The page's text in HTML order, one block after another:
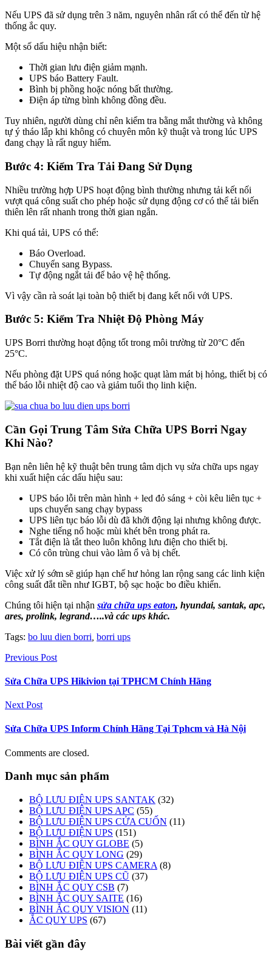
Nếu UPS đã sử dụng trên 3 năm, nguyên nhân rất có thể đến từ hệ
thống ắc quy.
Một số dấu hiệu nhận biết:
Thời gian lưu điện giảm mạnh.
UPS báo Battery Fault.
Bình bị phồng hoặc nóng bất thường.
Điện áp từng bình không đồng đều.
Tuy nhiên, người dùng chỉ nên kiểm tra bằng mắt thường và không
tự ý tháo lắp khi không có chuyên môn kỹ thuật và trong lúc UPS
đang chạy là rất nguy hiểm.
Bước 4: Kiểm Tra Tải Đang Sử Dụng
Nhiều trường hợp UPS hoạt động bình thường nhưng tải kết nối
vượt quá công suất cho phép hoặc sử dụng động cơ có thể tải biến
thiên lên rất nhanh trong thời gian ngắn.
Khi quá tải, UPS có thể:
Báo Overload.
Chuyển sang Bypass.
Tự động ngắt tải để bảo vệ hệ thống.
Vì vậy cần rà soát lại toàn bộ thiết bị đang kết nối với UPS.
Bước 5: Kiểm Tra Nhiệt Độ Phòng Máy
UPS Borri thường hoạt động tốt trong môi trường từ 20°C đến
25°C.
Nếu phòng đặt UPS quá nóng hoặc quạt làm mát bị hỏng, thiết bị có
thể báo lỗi nhiệt độ cao và giảm tuổi thọ linh kiện.
Cần Gọi Trung Tâm Sửa Chữa UPS Borri Ngay
Khi Nào?
Bạn nên liên hệ kỹ thuật bên trung tâm dịch vụ sửa chữa ups ngay
khi xuất hiện các dấu hiệu sau:
UPS báo lỗi trên màn hình + led đỏ sáng + còi kêu liên tục +
ups chuyển sang chạy bypass
UPS liên tục báo lỗi dù đã khởi động lại nhưng không được.
Nghe tiếng nổ hoặc mùi khét bên trong phát ra.
Tắt điện là tắt theo luôn không lưu điện cho thiết bị.
Có côn trùng chui vào làm ổ và bị chết.
Việc xử lý sớm sẽ giúp hạn chế hư hỏng lan rộng sang các linh kiện
công suất đắt tiền như IGBT, bộ sạc hoặc bo điều khiển.
Chúng tôi hiện tại nhận sửa chữa ups eaton, hyundai, santak, apc,
ares, prolink, legrand…..và các ups khác.
Tags: bo luu dien borri borri ups
Previous Post
Sửa Chữa UPS Hikivion tại TPHCM Chính Hãng
Next Post
Sửa Chữa UPS Inform Chính Hãng Tại Tphcm và Hà Nội
Comments are closed.
Danh mục sản phẩm
BỘ LƯU ĐIỆN UPS SANTAK (32)
BỘ LƯU ĐIỆN UPS APC (55)
BỘ LƯU ĐIỆN UPS CỬA CUỐN (11)
BỘ LƯU ĐIỆN UPS (151)
BÌNH ẮC QUY GLOBE (5)
BÌNH ẮC QUY LONG (29)
BỘ LƯU ĐIỆN UPS CAMERA (8)
BỘ LƯU ĐIỆN UPS CŨ (37)
BÌNH ẮC QUY CSB (7)
BÌNH ẮC QUY SAITE (16)
BÌNH ẮC QUY VISION (11)
ẮC QUY UPS (67)
Bài viết gần đây